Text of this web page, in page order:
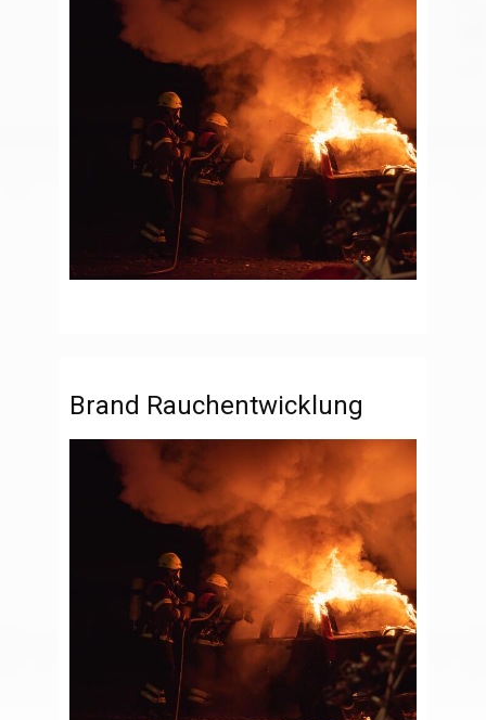
Brand Rauchentwicklung